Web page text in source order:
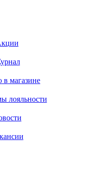
в магазине
лояльности